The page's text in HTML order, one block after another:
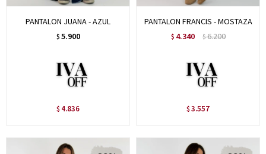
PANTALON JUANA - AZUL
$ 5.900
$ 4.836
PANTALON FRANCIS - MOSTAZA
$ 4.340 $6.200
$ 3.557